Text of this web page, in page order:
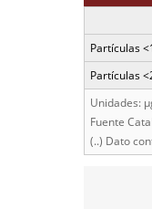
Partículas
Partículas
Unidades:
Fuente
(..) Dato